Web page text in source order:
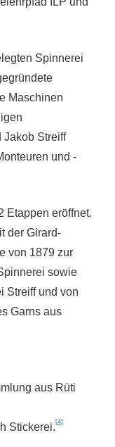
Spinnerei
Maschinen
Jakob Streiff
und -
Etappen eröffnet.
der Girard-
von 1879 zur
sowie
Streiff und von
Garns aus
aus Rüti
Stickerei. [4]